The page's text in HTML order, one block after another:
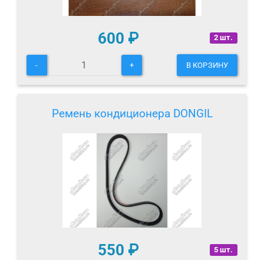
2 шт.
600 ₽
- + В КОРЗИНУ
Ремень кондиционера DONGIL
5 шт.
550 ₽